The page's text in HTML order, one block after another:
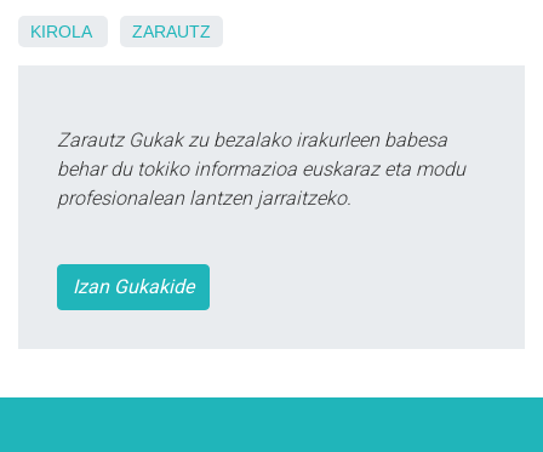
KIROLA ZARAUTZ
Zarautz Gukak zu bezalako irakurleen babesa
behar du tokiko informazioa euskaraz eta modu
profesionalean lantzen jarraitzeko.
Izan Gukakide